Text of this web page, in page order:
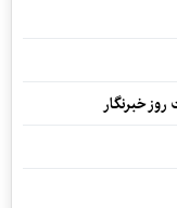
خبرنگار